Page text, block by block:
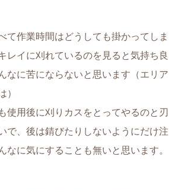
て作業時間はどうしても掛かってしま
レイに刈れているのを見ると気持ち良
なに苦にならないと思います（エリア
）
使用後に刈りカスをとってやるのと刃
で、後は錆びたりしないようにだけ注
なに気にすることも無いと思います。